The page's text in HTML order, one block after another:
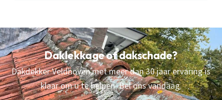
Daklekkage of dakschade?
Dakdekker Veldhoven met meer dan 30 jaar ervaring is
klaar om u te helpen. Bel ons vandaag.